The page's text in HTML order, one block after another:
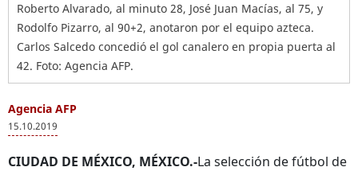
Roberto Alvarado, al minuto 28, José Juan Macías, al 75, y
Rodolfo Pizarro, al 90+2, anotaron por el equipo azteca.
Carlos Salcedo concedió el gol canalero en propia puerta al
42. Foto: Agencia AFP.
Agencia AFP
15.10.2019
CIUDAD DE MÉXICO, MÉXICO.-La selección de fútbol de